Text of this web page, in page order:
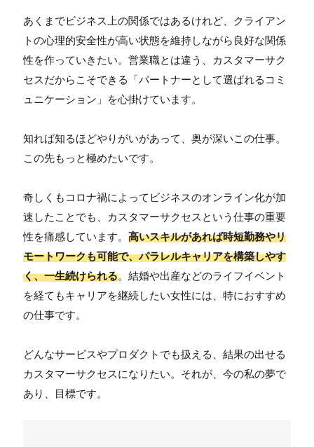
あくまでビジネス上の関係ではあるけれど、クライアン
トの心理的安全性が高い状態を維持しながら良好な関係
性を作っていきたい。営業職とは違う、カスタマーサク
セスだからこそできる「パートナーとして選ばれるコミ
ュニケーション」を心掛けています。
知れば知るほどやりがいがあって、奥が深いこの仕事。
この先もっと極めたいです。
奇しくもコロナ禍によってビジネスのオンライン化が加
速したことでも、カスタマーサクセスという仕事の重要
性を痛感しています。高いスキルがあれば時短勤務やリ
モートワークも可能で、パラレルキャリアを構築しやす
く、一生続けられる。結婚や出産などのライフイベント
を経てもキャリアを継続したい女性には、特におすすめ
の仕事です。
どんなサービスやプロダクトでも扱える、結果の出せる
カスタマーサクセスになりたい。それが、今の私の夢で
あり、目標です。